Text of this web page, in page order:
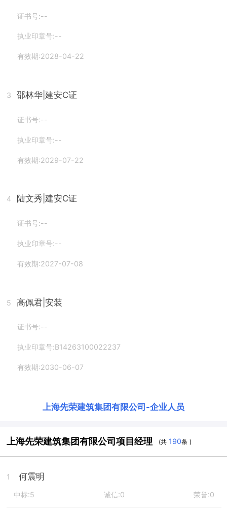
证书号:--
执业印章号:--
有效期:2028-04-22
3 邵林华 |建安C证
证书号:--
执业印章号:--
有效期:2029-07-22
4 陆文秀 |建安C证
证书号:--
执业印章号:--
有效期:2027-07-08
5 高佩君 |安装
证书号:--
执业印章号:B14263100022237
有效期:2030-06-07
上海先荣建筑集团有限公司 -企业人员
上海先荣建筑集团有限公司项目经理 (共 190条 )
1 何震明
中标:5 诚信:0 荣誉:0